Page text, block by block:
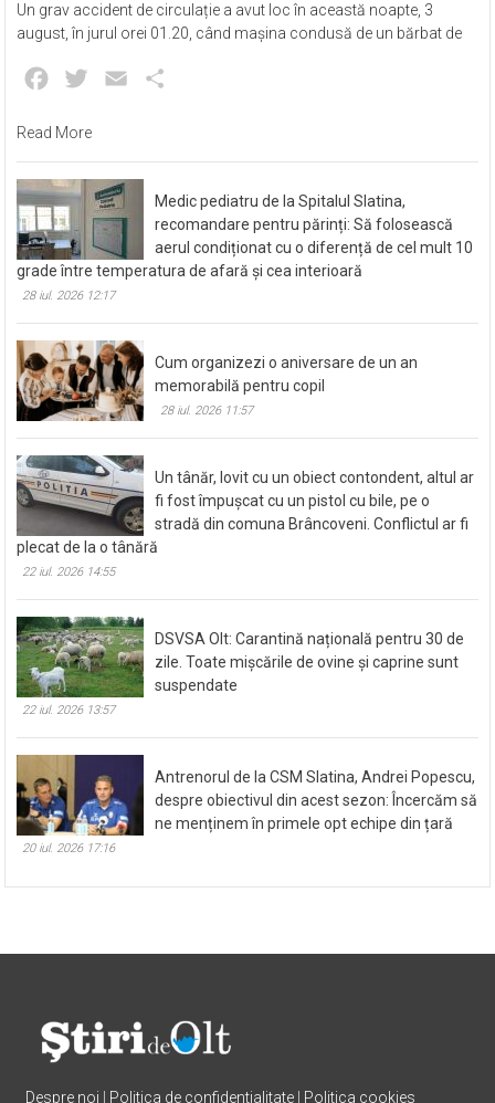
Un grav accident de circulație a avut loc în această noapte, 3
august, în jurul orei 01.20, când mașina condusă de un bărbat de
Facebook
Twitter Email
Read More
Medic pediatru de la Spitalul Slatina,
recomandare pentru părinți: Să folosească
aerul condiționat cu o diferență de cel mult 10
grade între temperatura de afară și cea interioară
28 iul. 2026 12:17
Cum organizezi o aniversare de un an
memorabilă pentru copil
28 iul. 2026 11:57
Un tânăr, lovit cu un obiect contondent, altul ar
fi fost împușcat cu un pistol cu bile, pe o
stradă din comuna Brâncoveni. Conflictul ar fi
plecat de la o tânără
22 iul. 2026 14:55
DSVSA Olt: Carantină națională pentru 30 de
zile. Toate mișcările de ovine și caprine sunt
suspendate
22 iul. 2026 13:57
Antrenorul de la CSM Slatina, Andrei Popescu,
despre obiectivul din acest sezon: Încercăm să
ne menținem în primele opt echipe din țară
20 iul. 2026 17:16
Despre noi Politica de confidentialitate Politica cookies